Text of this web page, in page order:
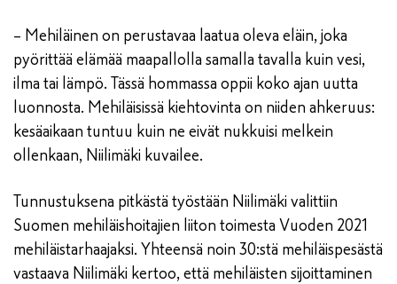
– Mehiläinen on perustavaa laatua oleva eläin, joka
pyörittää elämää maapallolla samalla tavalla kuin vesi,
ilma tai lämpö. Tässä hommassa oppii koko ajan uutta
luonnosta. Mehiläisissä kiehtovinta on niiden ahkeruus:
kesäaikaan tuntuu kuin ne eivät nukkuisi melkein
ollenkaan, Niilimäki kuvailee.
Tunnustuksena pitkästä työstään Niilimäki valittiin
Suomen mehiläishoitajien liiton toimesta Vuoden 2021
mehiläistarhaajaksi. Yhteensä noin 30:stä mehiläispesästä
vastaava Niilimäki kertoo, että mehiläisten sijoittaminen